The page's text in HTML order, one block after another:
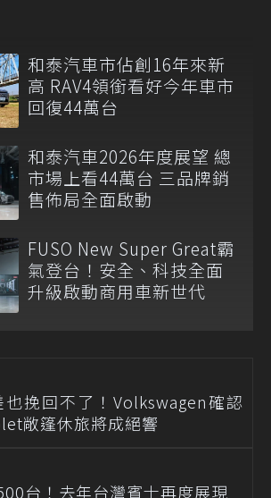
和泰汽車市佔創16年來新
高 RAV4領銜看好今年車市
回復44萬台
和泰汽車2026年度展望 總
市場上看44萬台 三品牌銷
售佈局全面啟動
FUSO New Super Great霸
氣登台！安全、科技全面
升級啟動商用車新世代
挽回不了！Volkswagen確認
敞篷休旅將成絕響
台！去年台灣賓士再度展現